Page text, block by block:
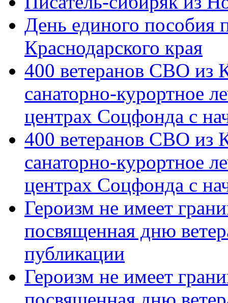
День единого пособия
Краснодарского края
400 ветеранов СВО из
санаторно-курортное
центрах Соцфонда с
400 ветеранов СВО из
санаторно-курортное
центрах Соцфонда с
Героизм не имеет
посвященная дню
публикации
Героизм не имеет